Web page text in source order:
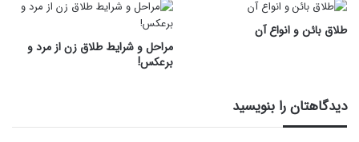
طلاق بائن و انواع آن
مراحل و شرایط طلاق زن از مرد و
برعکس!
دیدگاهتان را بنویسید